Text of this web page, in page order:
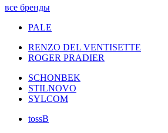
все бренды
PALE
RENZO DEL VENTISETTE
ROGER PRADIER
SCHONBEK
STILNOVO
SYLCOM
tossB